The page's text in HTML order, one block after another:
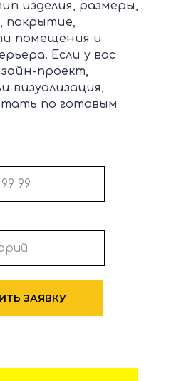
изделия, размеры,
покрытие,
помещения и
Если у вас
проект,
визуализация,
по готовым
ЗАЯВКУ